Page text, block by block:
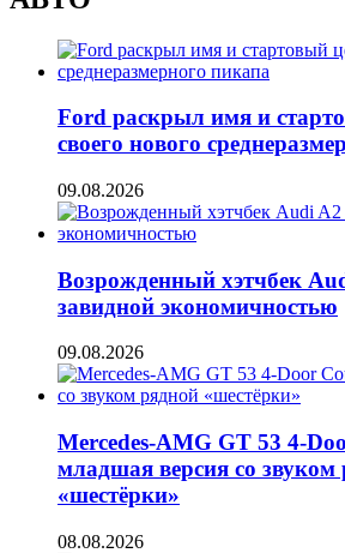
Ford раскрыл имя и
своего нового
09.08.2026
Возрожденный хэтчбек
завидной экономичностью
09.08.2026
Mercedes-AMG GT 53 4-
младшая версия со звуком
«шестёрки»
08.08.2026